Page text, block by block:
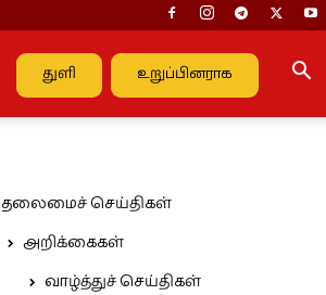
துளி உறுப்பினராக
தலைமைச் செய்திகள்
அறிக்கைகள்
வாழ்த்துச் செய்திகள்